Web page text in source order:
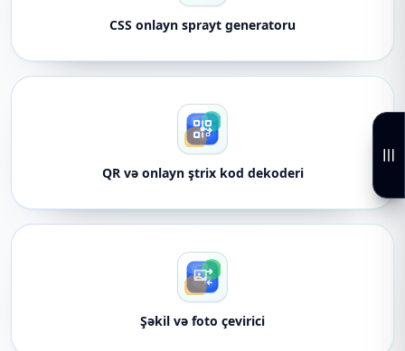
CSS onlayn sprayt generatoru
QR və onlayn ştrix kod dekoderi
Şəkil və foto çevirici